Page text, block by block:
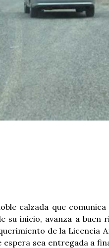
calzada que
su inicio, avanza a buen
de la Licencia
sea entregada a